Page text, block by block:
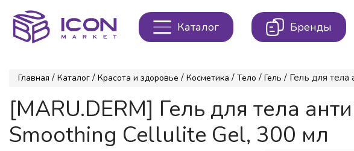
Каталог Бренды
Главная / Каталог / Красота и здоровье / Косметика / Тело / Гель / Гель для
[MARU.DERM] Гель для тела
Smoothing Cellulite Gel, 300 мл